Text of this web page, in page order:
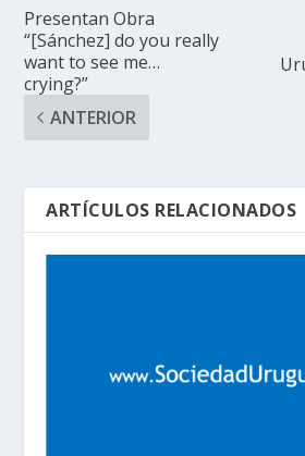
Presentan Obra
“[Sánchez] do you really
want to see me…
crying?”
ANTERIOR
ARTÍCULOS RELACIONADOS